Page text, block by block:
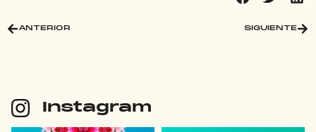
ANTERIOR SIGUIENTE
Instagram